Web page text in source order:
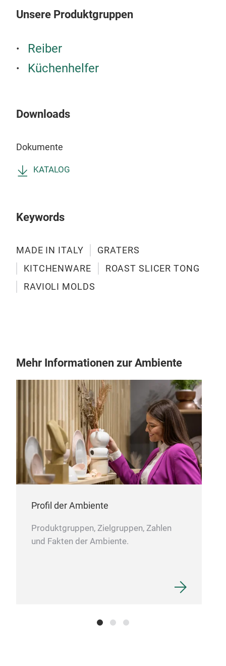
Unsere Produktgruppen
Reiber
Küchenhelfer
Downloads
Dokumente
KATALOG
Keywords
MADE IN ITALY
GRATERS
KITCHENWARE
ROAST SLICER TONG
RAVIOLI MOLDS
Mehr Informationen zur Ambiente
Profil der Ambiente
Produktgruppen, Zielgruppen, Zahlen
und Fakten der Ambiente.